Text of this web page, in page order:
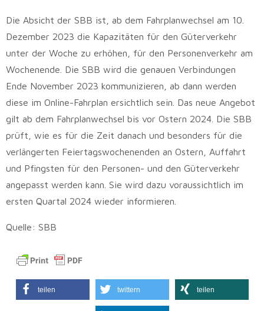
Die Absicht der SBB ist, ab dem Fahrplanwechsel am 10.
Dezember 2023 die Kapazitäten für den Güterverkehr
unter der Woche zu erhöhen, für den Personenverkehr am
Wochenende. Die SBB wird die genauen Verbindungen
Ende November 2023 kommunizieren, ab dann werden
diese im Online-Fahrplan ersichtlich sein. Das neue Angebot
gilt ab dem Fahrplanwechsel bis vor Ostern 2024. Die SBB
prüft, wie es für die Zeit danach und besonders für die
verlängerten Feiertagswochenenden an Ostern, Auffahrt
und Pfingsten für den Personen- und den Güterverkehr
angepasst werden kann. Sie wird dazu voraussichtlich im
ersten Quartal 2024 wieder informieren.
Quelle: SBB
teilen twittern teilen